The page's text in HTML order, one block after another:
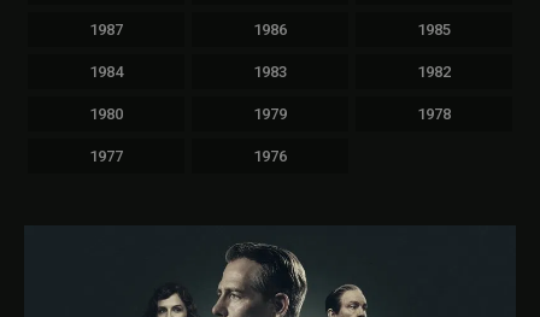
1987 1986 1985
1984 1983 1982
1980 1979 1978
1977 1976